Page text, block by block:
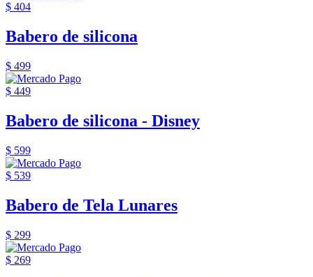
$ 404
Babero de silicona
$ 499
$ 449
Babero de silicona - Disney
$ 599
$ 539
Babero de Tela Lunares
$ 299
$ 269